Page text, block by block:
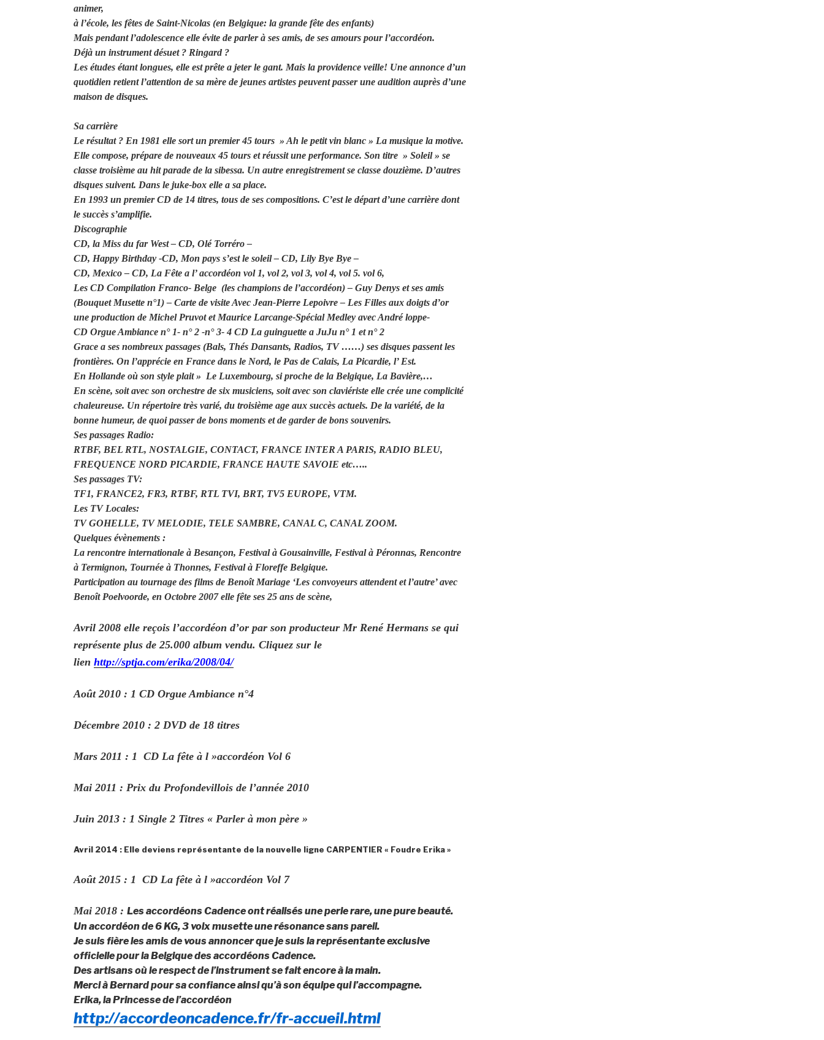
animer,
à l’école, les fêtes de Saint-Nicolas (en Belgique: la grande fête des enfants)
Mais pendant l’adolescence elle évite de parler à ses amis, de ses amours pour l’accordéon.
Déjà un instrument désuet ? Ringard ?
Les études étant longues, elle est prête a jeter le gant. Mais la providence veille! Une annonce d’un
quotidien retient l’attention de sa mère de jeunes artistes peuvent passer une audition auprès d’une
maison de disques.
Sa carrière
Le résultat ? En 1981 elle sort un premier 45 tours » Ah le petit vin blanc » La musique la motive.
Elle compose, prépare de nouveaux 45 tours et réussit une performance. Son titre » Soleil » se
classe troisième au hit parade de la sibessa. Un autre enregistrement se classe douzième. D’autres
disques suivent. Dans le juke-box elle a sa place.
En 1993 un premier CD de 14 titres, tous de ses compositions. C’est le départ d’une carrière dont
le succès s’amplifie.
Discographie
CD, la Miss du far West – CD, Olé Torréro –
CD, Happy Birthday -CD, Mon pays s’est le soleil – CD, Lily Bye Bye –
CD, Mexico – CD, La Fête a l’ accordéon vol 1, vol 2, vol 3, vol 4, vol 5. vol 6,
Les CD Compilation Franco- Belge (les champions de l’accordéon) – Guy Denys et ses amis
(Bouquet Musette n°1) – Carte de visite Avec Jean-Pierre Lepoivre – Les Filles aux doigts d’or
une production de Michel Pruvot et Maurice Larcange-Spécial Medley avec André loppe-
CD Orgue Ambiance n° 1- n° 2 -n° 3- 4 CD La guinguette a JuJu n° 1 et n° 2
Grace a ses nombreux passages (Bals, Thés Dansants, Radios, TV ……) ses disques passent les
frontières. On l’apprécie en France dans le Nord, le Pas de Calais, La Picardie, l’ Est.
En Hollande où son style plait » Le Luxembourg, si proche de la Belgique, La Bavière,…
En scène, soit avec son orchestre de six musiciens, soit avec son claviériste elle crée une complicité
chaleureuse. Un répertoire très varié, du troisième age aux succès actuels. De la variété, de la
bonne humeur, de quoi passer de bons moments et de garder de bons souvenirs.
Ses passages Radio:
RTBF, BEL RTL, NOSTALGIE, CONTACT, FRANCE INTER A PARIS, RADIO BLEU,
FREQUENCE NORD PICARDIE, FRANCE HAUTE SAVOIE etc…..
Ses passages TV:
TF1, FRANCE2, FR3, RTBF, RTL TVI, BRT, TV5 EUROPE, VTM.
Les TV Locales:
TV GOHELLE, TV MELODIE, TELE SAMBRE, CANAL C, CANAL ZOOM.
Quelques évènements :
La rencontre internationale à Besançon, Festival à Gousainville, Festival à Péronnas, Rencontre
à Termignon, Tournée à Thonnes, Festival à Floreffe Belgique.
Participation au tournage des films de Benoît Mariage ‘Les convoyeurs attendent et l’autre’ avec
Benoît Poelvoorde, en Octobre 2007 elle fête ses 25 ans de scène,
Avril 2008 elle reçois l’accordéon d’or par son producteur Mr René Hermans se qui
représente plus de 25.000 album vendu. Cliquez sur le
lien http://sptja.com/erika/2008/04/
Août 2010 : 1 CD Orgue Ambiance n°4
Décembre 2010 : 2 DVD de 18 titres
Mars 2011 : 1 CD La fête à l »accordéon Vol 6
Mai 2011 : Prix du Profondevillois de l’année 2010
Juin 2013 : 1 Single 2 Titres « Parler à mon père »
Avril 2014 : Elle deviens représentante de la nouvelle ligne CARPENTIER « Foudre Erika »
Août 2015 : 1 CD La fête à l »accordéon Vol 7
Mai 2018 : Les accordéons Cadence ont réalisés une perle rare, une pure beauté.
Un accordéon de 6 KG, 3 voix musette une résonance sans pareil.
Je suis fière les amis de vous annoncer que je suis la représentante exclusive
officielle pour la Belgique des accordéons Cadence.
Des artisans où le respect de l’instrument se fait encore à la main.
Merci à Bernard pour sa confiance ainsi qu’à son équipe qui l’accompagne.
Erika, la Princesse de l’accordéon
http://accordeoncadence.fr/fr-accueil.html